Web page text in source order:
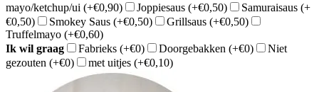
mayo/ketchup/ui (+€0,90) Joppiesaus (+€0,50) Samuraisaus (+
€0,50)
Smokey Saus (+€0,50) Grillsaus (+€0,50)
Truffelmayo (+€0,60)
Ik wil graag
Fabrieks (+€0) Doorgebakken (+€0)
Niet
gezouten (+€0) met uitjes (+€0,10)